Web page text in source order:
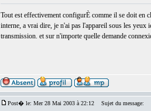
Tout est effectivement configurÈ comme il se doit en
interne, a vrai dire, je n'ai pas l'appareil sous les
transmission. et sur n'importe quelle demande
Post� le: Mer 28 Mai 2003 à 22:12 Sujet du message: